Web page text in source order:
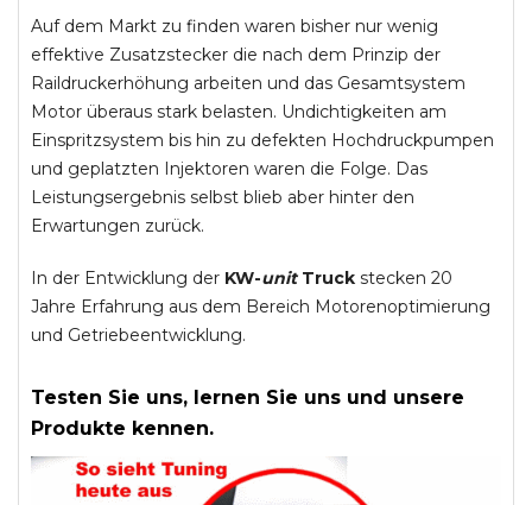
Auf dem Markt zu finden waren bisher nur wenig
effektive Zusatzstecker die nach dem Prinzip der
Raildruckerhöhung arbeiten und das Gesamtsystem
Motor überaus stark belasten. Undichtigkeiten am
Einspritzsystem bis hin zu defekten Hochdruckpumpen
und geplatzten Injektoren waren die Folge. Das
Leistungsergebnis selbst blieb aber hinter den
Erwartungen zurück.
In der Entwicklung der KW-unitTruck stecken 20
Jahre Erfahrung aus dem Bereich Motorenoptimierung
und Getriebeentwicklung.
Testen Sie uns, lernen Sie uns und unsere
Produkte kennen.